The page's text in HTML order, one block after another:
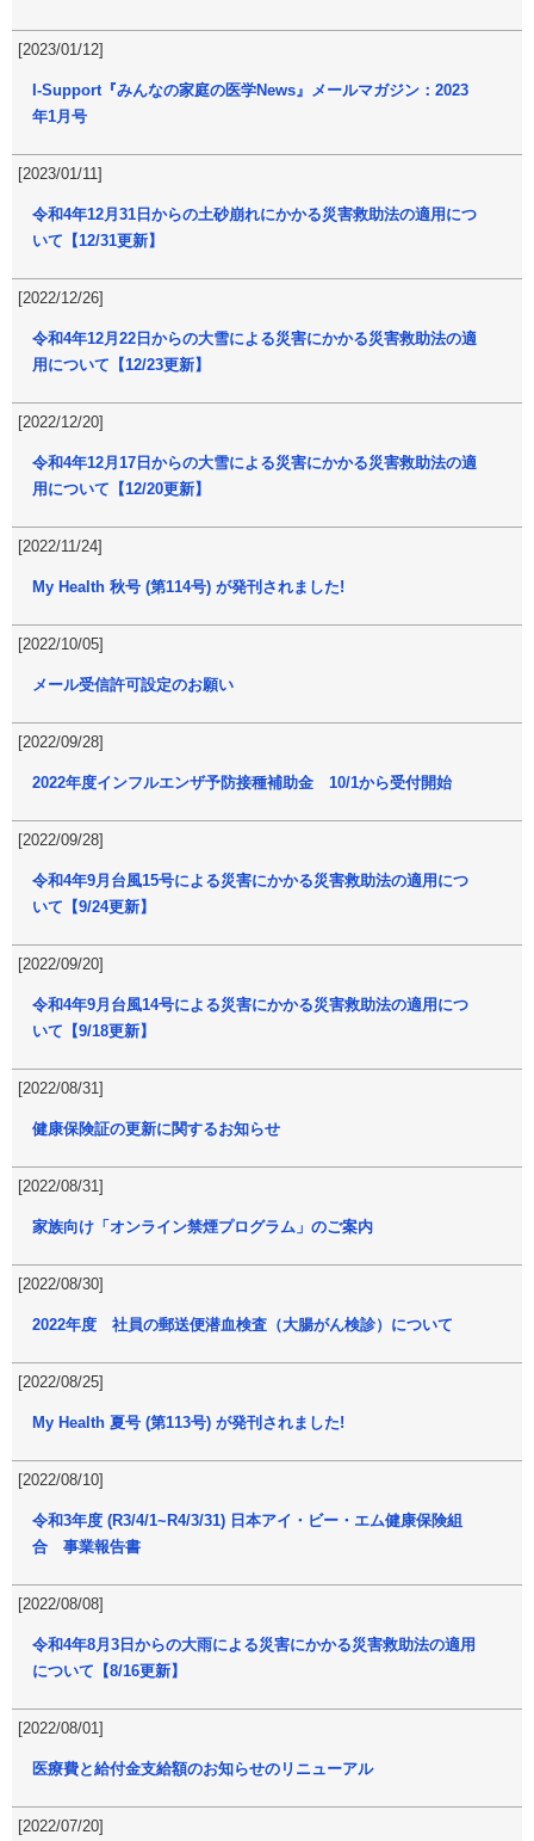
[2023/01/12]
I-Support『みんなの家庭の医学News』メールマガジン：2023
年1月号
[2023/01/11]
令和4年12月31日からの土砂崩れにかかる災害救助法の適用につ
いて【12/31更新】
[2022/12/26]
令和4年12月22日からの大雪による災害にかかる災害救助法の適
用について【12/23更新】
[2022/12/20]
令和4年12月17日からの大雪による災害にかかる災害救助法の適
用について【12/20更新】
[2022/11/24]
My Health 秋号 (第114号) が発刊されました!
[2022/10/05]
メール受信許可設定のお願い
[2022/09/28]
2022年度インフルエンザ予防接種補助金 10/1から受付開始
[2022/09/28]
令和4年9月台風15号による災害にかかる災害救助法の適用につ
いて【9/24更新】
[2022/09/20]
令和4年9月台風14号による災害にかかる災害救助法の適用につ
いて【9/18更新】
[2022/08/31]
健康保険証の更新に関するお知らせ
[2022/08/31]
家族向け「オンライン禁煙プログラム」のご案内
[2022/08/30]
2022年度 社員の郵送便潜血検査（大腸がん検診）について
[2022/08/25]
My Health 夏号 (第113号) が発刊されました!
[2022/08/10]
令和3年度 (R3/4/1~R4/3/31) 日本アイ・ビー・エム健康保険組
合 事業報告書
[2022/08/08]
令和4年8月3日からの大雨による災害にかかる災害救助法の適用
について【8/16更新】
[2022/08/01]
医療費と給付金支給額のお知らせのリニューアル
[2022/07/20]